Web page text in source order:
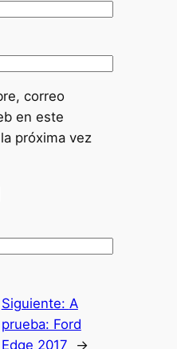
correo
en este
próxima vez
Siguiente: A
prueba: Ford
Edge 2017
→